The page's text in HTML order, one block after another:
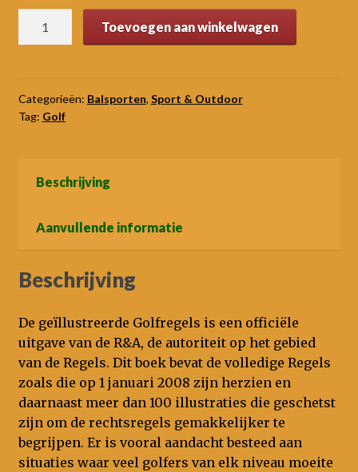
was:
€4,50.
is:
€2,50.
geïllustreerde
2008
-
Toevoegen aan winkelwagen
Categorieën: Balsporten, Sport & Outdoor
Tag: Golf
Beschrijving
Aanvullende informatie
Beschrijving
De geïllustreerde Golfregels is een officiële
uitgave van de R&A, de autoriteit op het gebied
van de Regels. Dit boek bevat de volledige Regels
zoals die op 1 januari 2008 zijn herzien en
daarnaast meer dan 100 illustraties die geschetst
zijn om de rechtsregels gemakkelijker te
begrijpen. Er is vooral aandacht besteed aan
situaties waar veel golfers van elk niveau moeite